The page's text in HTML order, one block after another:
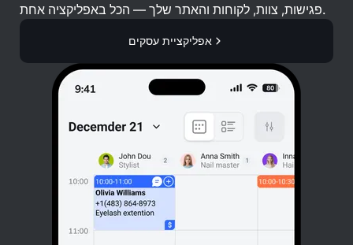
פגישות, צוות, לקוחות והאתר שלך — הכל באפליקציה אחת.
אפליקציית עסקים